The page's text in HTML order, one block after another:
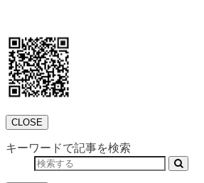
CLOSE
キーワードで記事を検索